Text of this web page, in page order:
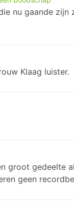
nu gaande
Klaag luister.
groot
geen